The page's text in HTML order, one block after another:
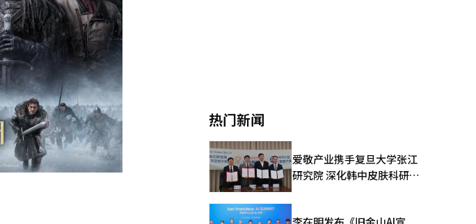
热门新闻
爱敬产业携手复旦大学张江
研究院 深化韩中皮肤科研合